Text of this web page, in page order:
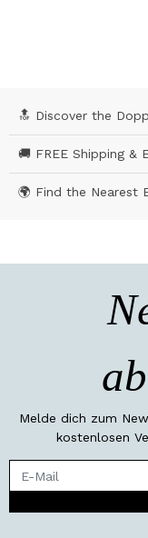
🔝 Discover the
🚚 FREE Shipping &
🌍 Find the Nearest
Melde dich zum
kostenlosen